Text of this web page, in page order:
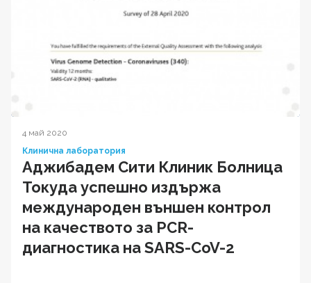
4 май 2020
Клинична лаборатория
Аджибадем Сити Клиник Болница
Токуда успешно издържа
международен външен контрол
на качеството за PCR-
диагностика на SARS-CoV-2